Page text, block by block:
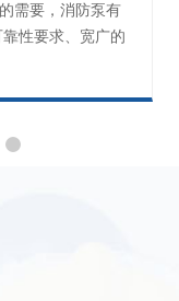
需要，消防泵有
性要求、宽广的
定消防泵的安装